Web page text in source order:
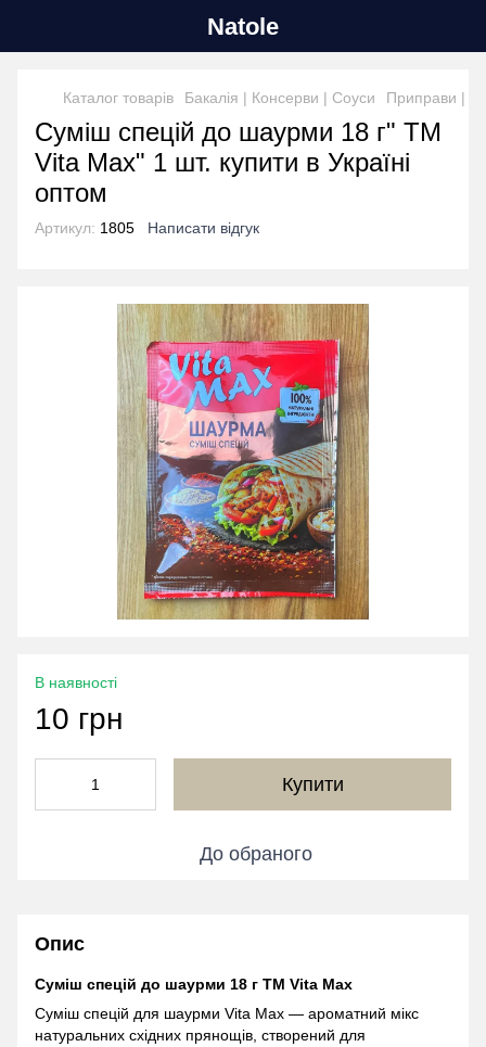
Natole
Каталог товарів Бакалія | Консерви | Соуси Приправи |
Суміш спецій до шаурми 18 г" ТМ
Vita Max" 1 шт. купити в Україні
оптом
Артикул: 1805 Написати відгук
В наявності
10 грн
Купити
До обраного
Опис
Суміш спецій до шаурми 18 г ТМ Vita Max
Суміш спецій для шаурми Vita Max — ароматний мікс
натуральних східних прянощів, створений для